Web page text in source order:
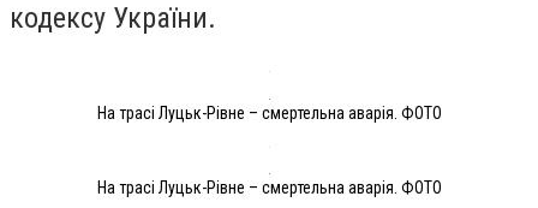
кодексу України.
На трасі Луцьк-Рівне – смертельна аварія. ФОТО
На трасі Луцьк-Рівне – смертельна аварія. ФОТО